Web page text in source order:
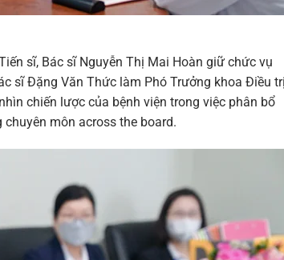
sĩ, Bác sĩ Nguyễn Thị Mai Hoàn giữ chức vụ
sĩ Đặng Văn Thức làm Phó Trưởng khoa Điều
chiến lược của bệnh viện trong việc phân bổ
môn across the board.